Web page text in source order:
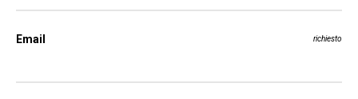
Email richiesto